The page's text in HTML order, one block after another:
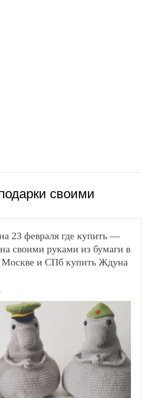
своими
23 февраля где купить —
своими руками из бумаги в
и СПб купить Ждуна